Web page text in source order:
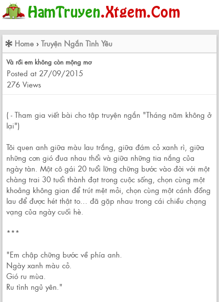
Home › Truyện Ngắn Tình Yêu
Và rồi em không còn mộng mơ
Posted at 27/09/2015
276 Views
( - Tham gia viết bài cho tập truyện ngắn "Tháng năm không ở
lại")
Tôi quen anh giữa màu lau trắng, giữa đám cỏ xanh rì, giữa
những cơn gió đua nhau thổi và giữa những tia nắng của
ngày tàn. Một cô gái 20 tuổi lững chững bước vào đời với một
chàng trai 30 tuổi thành đạt trong cuộc sống, chọn cùng một
khoảng không gian để trút mệt mỏi, chọn cùng một cánh đồng
lau để được hét thật to... đã gặp nhau trong cái chiều chạng
vạng của ngày cuối hè.
***
"Em chập chững bước về phía anh.
Ngày xanh màu cỏ.
Gió ru mùa.
Ru tình ngủ yên."